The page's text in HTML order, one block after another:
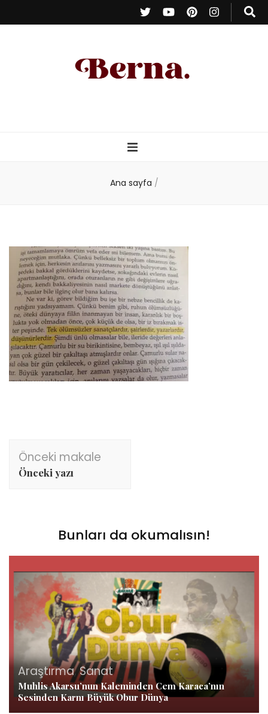
– Kişisel Blog
Ana sayfa /
Yazı
dolaşımı
Önceki makale
Önceki yazı
Bunları da okumalısın!
Araştırma,Sanat
Muhlis Akarsu’nun Kaleminden Cem Karaca’nın
Sesinden Karnı Büyük Obur Dünya